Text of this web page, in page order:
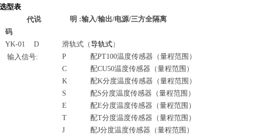
选型表
代
码
说 明 :输入/输出/电源/三方全隔离
YK-01 D 滑轨式（导轨式）
输入信号:
P
配PT100温度传感器（量程范围）
C
配CU50温度传感器（量程范围）
K
配K分度温度传感器（量程范围）
S
配S分度温度传感器（量程范围）
E
配E分度温度传感器（量程范围）
T
配T分度温度传感器（量程范围）
J
配J分度温度传感器（量程范围）